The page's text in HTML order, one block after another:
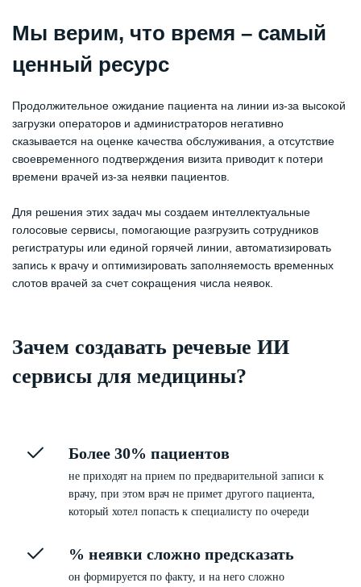
Мы верим, что время – самый
ценный ресурс
Продолжительное ожидание пациента на линии из-за высокой
загрузки операторов и администраторов негативно
сказывается на оценке качества обслуживания, а отсутствие
своевременного подтверждения визита приводит к потери
времени врачей из-за неявки пациентов.
Для решения этих задач мы создаем интеллектуальные
голосовые сервисы, помогающие разгрузить сотрудников
регистратуры или единой горячей линии, автоматизировать
запись к врачу и оптимизировать заполняемость временных
слотов врачей за счет сокращения числа неявок.
Зачем создавать речевые ИИ
сервисы для медицины?
Более 30% пациентов
не приходят на прием по предварительной записи к
врачу, при этом врач не примет другого пациента,
который хотел попасть к специалисту по очереди
% неявки сложно предсказать
он формируется по факту, и на него сложно